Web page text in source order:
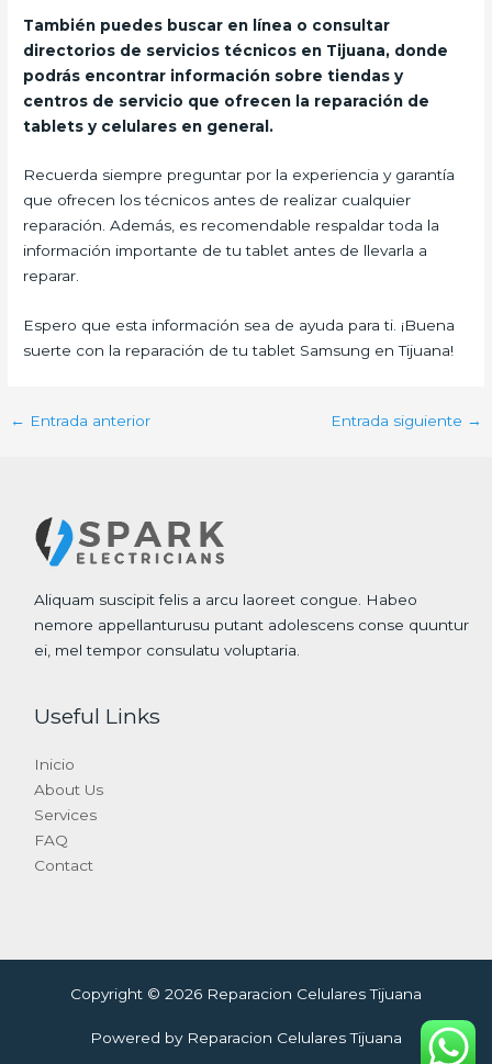
También puedes buscar en línea o consultar
directorios de servicios técnicos en Tijuana, donde
podrás encontrar información sobre tiendas y
centros de servicio que ofrecen la reparación de
tablets y celulares en general.
Recuerda siempre preguntar por la experiencia y garantía
que ofrecen los técnicos antes de realizar cualquier
reparación. Además, es recomendable respaldar toda la
información importante de tu tablet antes de llevarla a
reparar.
Espero que esta información sea de ayuda para ti. ¡Buena
suerte con la reparación de tu tablet Samsung en Tijuana!
← Entrada anterior Entrada siguiente →
Aliquam suscipit felis a arcu laoreet congue. Habeo
nemore appellanturusu putant adolescens conse quuntur
ei, mel tempor consulatu voluptaria.
Useful Links
Inicio
About Us
Services
FAQ
Contact
Copyright © 2026 Reparacion Celulares Tijuana
Powered by Reparacion Celulares Tijuana